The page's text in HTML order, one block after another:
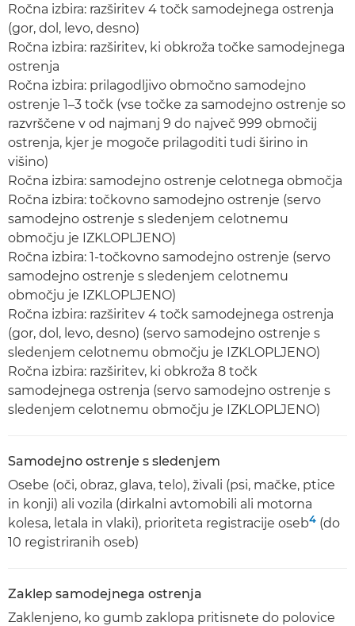
Ročna izbira: razširitev 4 točk samodejnega ostrenja
(gor, dol, levo, desno)
Ročna izbira: razširitev, ki obkroža točke samodejnega
ostrenja
Ročna izbira: prilagodljivo območno samodejno
ostrenje 1–3 točk (vse točke za samodejno ostrenje so
razvrščene v od najmanj 9 do največ 999 območij
ostrenja, kjer je mogoče prilagoditi tudi širino in
višino)
Ročna izbira: samodejno ostrenje celotnega območja
Ročna izbira: točkovno samodejno ostrenje (servo
samodejno ostrenje s sledenjem celotnemu
območju je IZKLOPLJENO)
Ročna izbira: 1-točkovno samodejno ostrenje (servo
samodejno ostrenje s sledenjem celotnemu
območju je IZKLOPLJENO)
Ročna izbira: razširitev 4 točk samodejnega ostrenja
(gor, dol, levo, desno) (servo samodejno ostrenje s
sledenjem celotnemu območju je IZKLOPLJENO)
Ročna izbira: razširitev, ki obkroža 8 točk
samodejnega ostrenja (servo samodejno ostrenje s
sledenjem celotnemu območju je IZKLOPLJENO)
Samodejno ostrenje s sledenjem
Osebe (oči, obraz, glava, telo), živali (psi, mačke, ptice
in konji) ali vozila (dirkalni avtomobili ali motorna
kolesa, letala in vlaki), prioriteta registracije oseb4 (do
10 registriranih oseb)
Zaklep samodejnega ostrenja
Zaklenjeno, ko gumb zaklopa pritisnete do polovice